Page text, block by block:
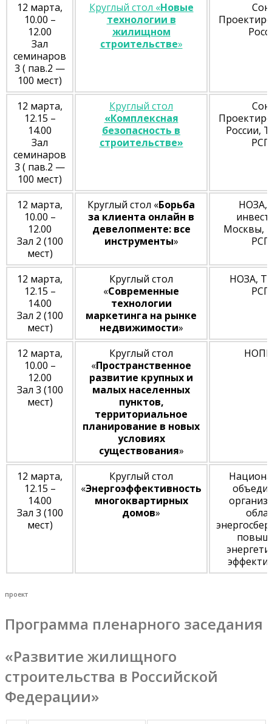
12 марта,
10.00 –
12.00
Зал
семинаров
3 ( пав.2 —
100 мест)
Круглый стол «Новые
технологии в
жилищном
строительстве»
12 марта,
12.15 –
14.00
Зал
семинаров
3 ( пав.2 —
100 мест)
Круглый стол
«Комплексная
безопасность в
строительстве»
России,
12 марта,
10.00 –
12.00
Зал 2 (100
мест)
Круглый стол «Борьба
за клиента онлайн в
девелопменте: все
инструменты»
НОЗА,
Москвы,
12 марта,
12.15 –
14.00
Зал 2 (100
мест)
Круглый стол
«Современные
технологии
маркетинга на рынке
недвижимости»
НОЗА,
12 марта,
10.00 –
12.00
Зал 3 (100
мест)
Круглый стол
«Пространственное
развитие крупных и
малых населенных
пунктов,
территориальное
планирование в новых
условиях
существования»
12 марта,
12.15 –
14.00
Зал 3 (100
мест)
Круглый стол
«Энергоэффективность
многоквартирных
домов»
проект
Программа пленарного заседания
«Развитие жилищного
строительства в Российской
Федерации»